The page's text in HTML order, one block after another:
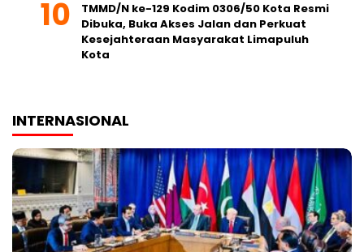
TMMD/N ke-129 Kodim 0306/50 Kota Resmi
Dibuka, Buka Akses Jalan dan Perkuat
Kesejahteraan Masyarakat Limapuluh
Kota
INTERNASIONAL